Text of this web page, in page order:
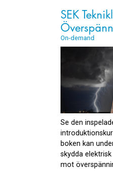
SEK
On-demand
Se den
boken kan
skydda
mot